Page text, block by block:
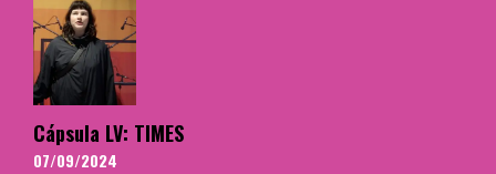
Cápsula LV: TIMES
07/09/2024